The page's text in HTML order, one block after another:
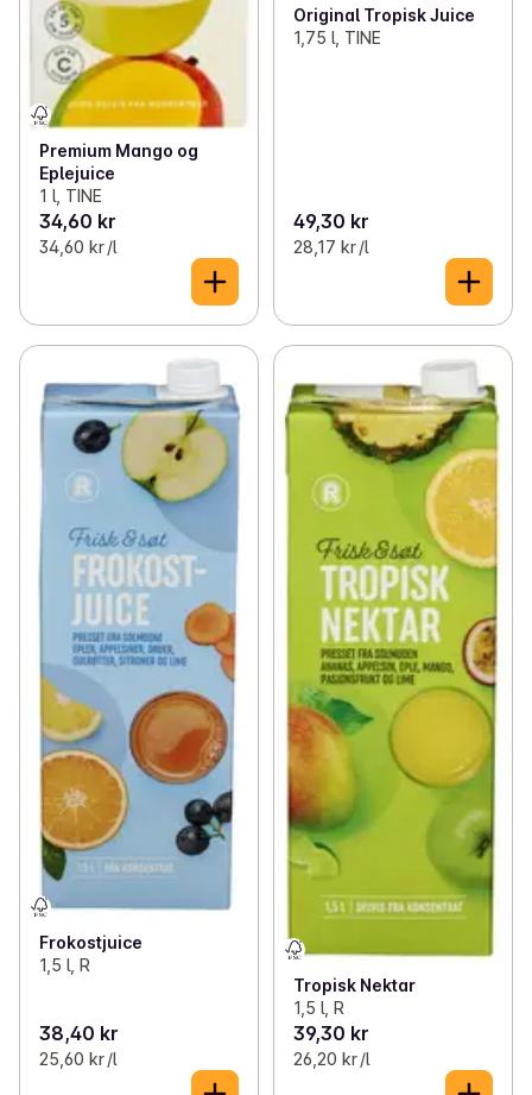
✓ Iskaffe og iste (37)
✓ Te (59)
✓ Kakao og sjokoladepulver
✓ Blandevann (16)
✓ Isbiter
Premium Mango og
Eplejuice
1 l, TINE
34,60 kr
34,60 kr /l
Original Tropisk Juice
1,75 l, TINE
49,30 kr
28,17 kr /l
Frokostjuice
1,5 l, R
38,40 kr
25,60 kr /l
Tropisk Nektar
1,5 l, R
39,30 kr
26,20 kr /l